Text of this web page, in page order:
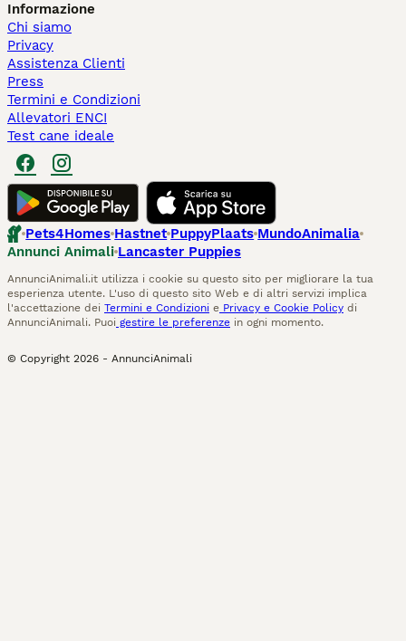
Informazione
Chi siamo
Privacy
Assistenza Clienti
Press
Termini e Condizioni
Allevatori ENCI
Test cane ideale
Pets4Homes Hastnet PuppyPlaats MundoAnimalia
Annunci Animali Lancaster Puppies
AnnunciAnimali.it utilizza i cookie su questo sito per migliorare la tua
esperienza utente. L'uso di questo sito Web e di altri servizi implica
l'accettazione dei Termini e Condizioni e Privacy e Cookie Policy di
AnnunciAnimali. Puoi gestire le preferenze in ogni momento.
© Copyright 2026 - AnnunciAnimali